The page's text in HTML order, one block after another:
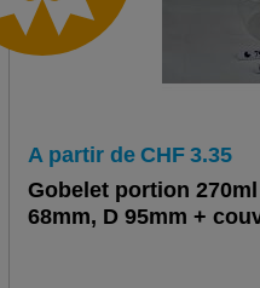
A partir de CHF 3.35
Gobelet portion
68mm, D 95mm +